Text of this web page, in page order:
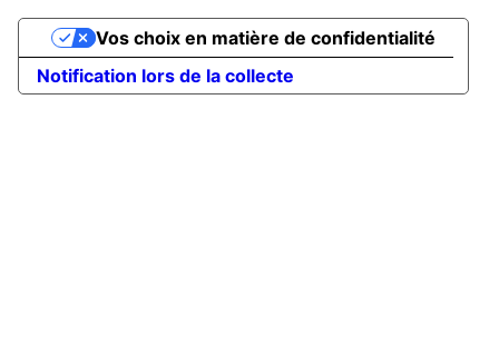
Notification lors de la collecte
Vos choix en matière de confidentialité